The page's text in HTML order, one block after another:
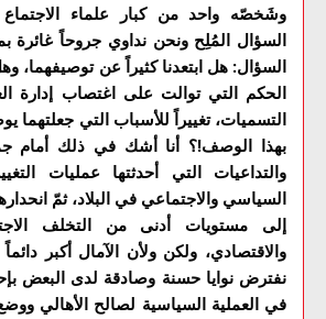
وشَخصّه واحد من كبار علماء الاجتماع
السؤال المُلِح ونحن نداوي جروحاً غائرة
السؤال: هل ابتعدنا كثيراً عن توصيفهما،
الحكم التي توالت على اغتصاب إدارة
التسميات، تغييراً للأسباب التي
بهذا الوصف!؟ أنا أشك في ذلك أمام
والتداعيات التي أحدثتها عمليات
إلى مستويات أدنى من التخلف
والاقتصادي، ولكن ولأن الآمال أكبر
نفترض نوايا حسنة وصادقة لدى البعض
في العملية السياسية لصالح الأهالي